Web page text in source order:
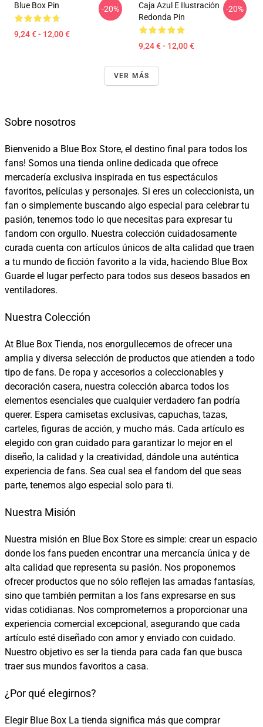
Blue Box Pin
9,24 € - 12,00 €
-20%
Caja Azul E Ilustración
Redonda Pin
9,24 € - 12,00 €
-20%
VER MÁS
Sobre nosotros
Bienvenido a Blue Box Store, el destino final para todos los
fans! Somos una tienda online dedicada que ofrece
mercadería exclusiva inspirada en tus espectáculos
favoritos, películas y personajes. Si eres un coleccionista, un
fan o simplemente buscando algo especial para celebrar tu
pasión, tenemos todo lo que necesitas para expresar tu
fandom con orgullo. Nuestra colección cuidadosamente
curada cuenta con artículos únicos de alta calidad que traen
a tu mundo de ficción favorito a la vida, haciendo Blue Box
Guarde el lugar perfecto para todos sus deseos basados en
ventiladores.
Nuestra Colección
At Blue Box Tienda, nos enorgullecemos de ofrecer una
amplia y diversa selección de productos que atienden a todo
tipo de fans. De ropa y accesorios a coleccionables y
decoración casera, nuestra colección abarca todos los
elementos esenciales que cualquier verdadero fan podría
querer. Espera camisetas exclusivas, capuchas, tazas,
carteles, figuras de acción, y mucho más. Cada artículo es
elegido con gran cuidado para garantizar lo mejor en el
diseño, la calidad y la creatividad, dándole una auténtica
experiencia de fans. Sea cual sea el fandom del que seas
parte, tenemos algo especial solo para ti.
Nuestra Misión
Nuestra misión en Blue Box Store es simple: crear un espacio
donde los fans pueden encontrar una mercancía única y de
alta calidad que representa su pasión. Nos proponemos
ofrecer productos que no sólo reflejen las amadas fantasías,
sino que también permitan a los fans expresarse en sus
vidas cotidianas. Nos comprometemos a proporcionar una
experiencia comercial excepcional, asegurando que cada
artículo esté diseñado con amor y enviado con cuidado.
Nuestro objetivo es ser la tienda para cada fan que busca
traer sus mundos favoritos a casa.
¿Por qué elegirnos?
Elegir Blue Box La tienda significa más que comprar